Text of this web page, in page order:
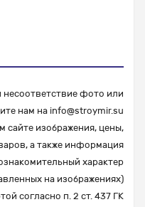
фото или
нам на info@stroymir.su
сайте изображения, цены,
а также информация
характер
на изображениях)
согласно п. 2 ст. 437 ГК